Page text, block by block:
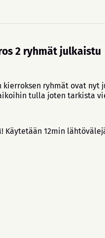
2 ryhmät julkaistu
kierroksen ryhmät ovat nyt
tulla joten tarkista
Käytetään 12min